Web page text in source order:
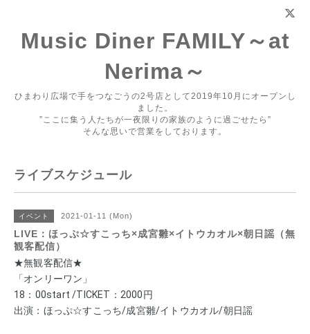
Music Diner FAMILY～at
Nerima～
ひまわり広場で手をつなごうの2号店として2019年10月にオープンし
ました。
”ここに集う人たちが一夜限りの家族のように過ごせたら”
そんな思いで営業をしております。
ライブスケジュール
イベント 2021-01-11 (Mon)
LIVE：ほっぷ☆すこっち×成宮雛×イトウカオル×朝日謡（無
観客配信）
★無観客配信★
「オンリーワン」
18：00start /TICKET：2000円
出演：ほっぷ☆すこっち/成宮雛/イトウカオル/朝日謡